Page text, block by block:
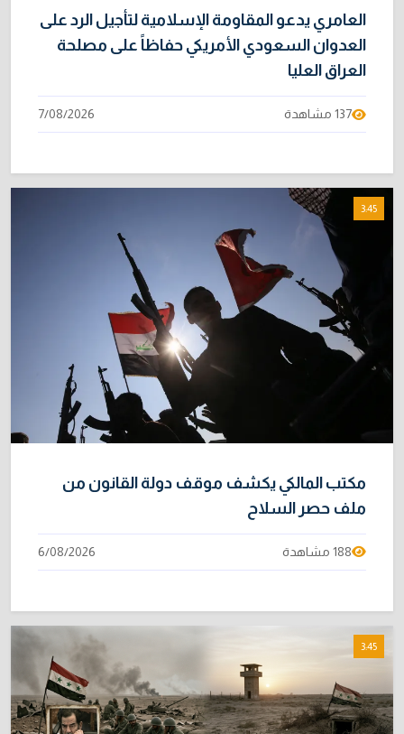
العامري يدعو المقاومة الإسلامية لتأجيل الرد على
العدوان السعودي الأمريكي حفاظاً على مصلحة
العراق العليا
137 مشاهدة 7/08/2026
3:45
مكتب المالكي يكشف موقف دولة القانون من
ملف حصر السلاح
188 مشاهدة 6/08/2026
3:45